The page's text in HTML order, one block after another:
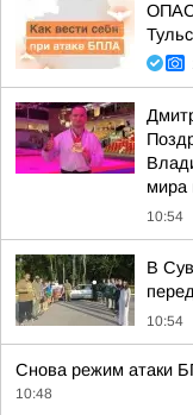
мира
10:54
В
10:54
Снова режим атаки
10:48